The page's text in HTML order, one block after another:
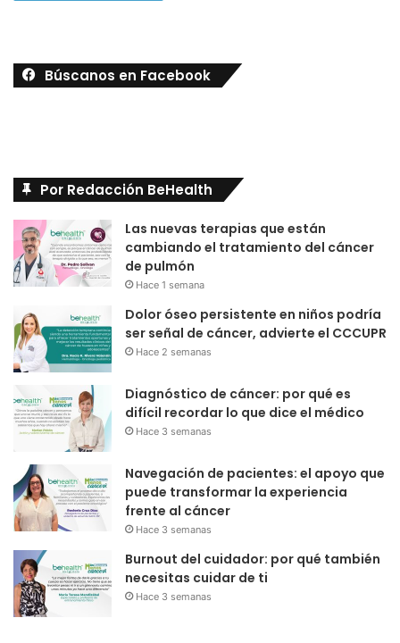
Búscanos en Facebook
Por Redacción BeHealth
Las nuevas terapias que están
cambiando el tratamiento del cáncer
de pulmón
Hace 1 semana
Dolor óseo persistente en niños podría
ser señal de cáncer, advierte el CCCUPR
Hace 2 semanas
Diagnóstico de cáncer: por qué es
difícil recordar lo que dice el médico
Hace 3 semanas
Navegación de pacientes: el apoyo que
puede transformar la experiencia
frente al cáncer
Hace 3 semanas
Burnout del cuidador: por qué también
necesitas cuidar de ti
Hace 3 semanas